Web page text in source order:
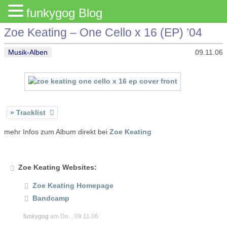
Zoe Keating – One Cello x 16 (EP) ’04
Musik-Alben 09.11.06
Tracklist
mehr Infos zum Album direkt bei Zoe Keating
Zoe Keating Websites:
Zoe Keating Homepage
Bandcamp
funkygog am Do.., 09.11.06
funkygog Blog